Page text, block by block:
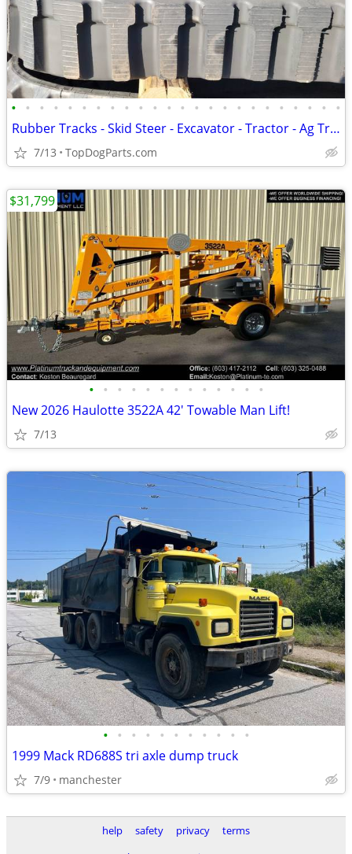
• • • • • • • • • • • • • • • • • • • • • • • •
Rubber Tracks - Skid Steer - Excavator - Tractor - Ag Track
7/13 TopDogParts.com
• • • • • • • • • • • • •
New 2026 Haulotte 3522A 42' Towable Man Lift!
7/13
$31,799
• • • • • • • • • • •
1999 Mack RD688S tri axle dump truck
7/9 manchester
help safety privacy
terms